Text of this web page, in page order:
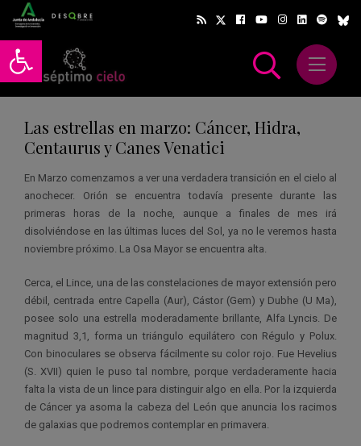
Abrir barra de herramientas
Abrir
Las estrellas en marzo: Cáncer, Hidra,
Centaurus y Canes Venatici
En Marzo comenzamos a ver una verdadera transición en el cielo al
anochecer. Orión se encuentra todavía presente durante las
primeras horas de la noche, aunque a finales de mes irá
disolviéndose en las últimas luces del Sol, ya no le veremos hasta
noviembre próximo. La Osa Mayor se encuentra alta.
Cerca, el Lince, una de las constelaciones de mayor extensión pero
débil, centrada entre Capella (Aur), Cástor (Gem) y Dubhe (U Ma),
posee solo una estrella moderadamente brillante, Alfa Lyncis. De
magnitud 3,1, forma un triángulo equilátero con Régulo y Polux.
Con binoculares se observa fácilmente su color rojo. Fue Hevelius
(S. XVII) quien le puso tal nombre, porque verdaderamente hacia
falta la vista de un lince para distinguir algo en ella. Por la izquierda
de Cáncer ya asoma la cabeza del León que anuncia los racimos
de galaxias que podremos contemplar en primavera.